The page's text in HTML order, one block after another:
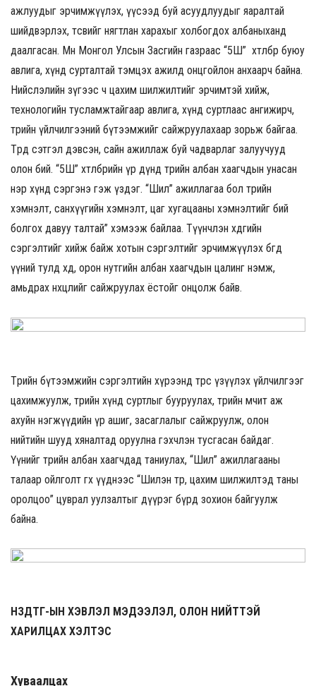
ажлуудыг эрчимжүүлэх, үүсээд буй асуудлуудыг яаралтай
шийдвэрлэх, төсвийг нягтлан харахыг холбогдох албаныханд
даалгасан. Мөн Монгол Улсын Засгийн газраас “5Ш” хөтөлбөр буюу
авлига, хүнд сурталтай тэмцэх ажилд онцгойлон анхаарч байна.
Нийслэлийн зүгээс ч цахим шилжилтийг эрчимтэй хийж,
технологийн тусламжтайгаар авлига, хүнд суртлаас ангижирч,
төрийн үйлчилгээний бүтээмжийг сайжруулахаар зорьж байгаа.
Төрд сэтгэл дэвсэн, сайн ажиллаж буй чадварлаг залуучууд
олон бий. “5Ш” хөтөлбөрийн үр дүнд төрийн албан хаагчдын унасан
нэр хүнд сэргэнэ гэж үздэг. “Шил” ажиллагаа бол төрийн
хэмнэлт, санхүүгийн хэмнэлт, цаг хугацааны хэмнэлтийг бий
болгох давуу талтай” хэмээж байлаа. Түүнчлэн хөдөөгийн
сэргэлтийг хийж байж хотын сэргэлтийг эрчимжүүлэх бөгөөд
үүний тулд хөдөө, орон нутгийн албан хаагчдын цалинг нэмж,
амьдрах нөхцөлийг сайжруулах ёстойг онцолж байв.
Төрийн бүтээмжийн сэргэлтийн хүрээнд төрөөс үзүүлэх үйлчилгээг
цахимжуулж, төрийн хүнд суртлыг бууруулах, төрийн өмчит аж
ахуйн нэгжүүдийн үр ашиг, засаглалыг сайжруулж, олон
нийтийн шууд хяналтад оруулна гэхчлэн тусгасан байдаг.
Үүнийг төрийн албан хаагчдад таниулах, “Шил” ажиллагааны
талаар ойлголт өгөх үүднээс “Шилэн төр, цахим шилжилтэд таны
оролцоо” цуврал уулзалтыг дүүрэг бүрд зохион байгуулж
байна.
НЗДТГ-ЫН ХЭВЛЭЛ МЭДЭЭЛЭЛ, ОЛОН НИЙТТЭЙ
ХАРИЛЦАХ ХЭЛТЭС
Хуваалцах